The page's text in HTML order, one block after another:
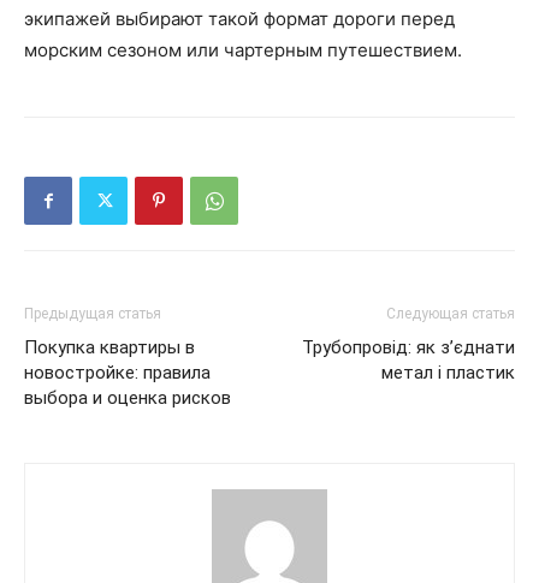
экипажей выбирают такой формат дороги перед
морским сезоном или чартерным путешествием.
Предыдущая статья
Покупка квартиры в
новостройке: правила
выбора и оценка рисков
Следующая статья
Трубопровід: як з’єднати
метал і пластик